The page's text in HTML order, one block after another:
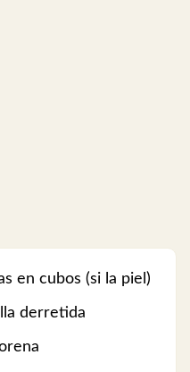
en cubos (si la piel)
derretida